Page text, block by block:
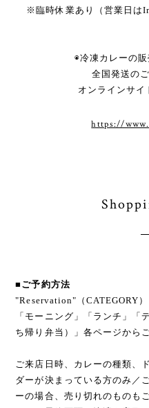
※臨時休業あり（営業日は
◉冷凍カレーの販
全国発送の
オンラインサ
https://
■ご予約方法
"Reservation"（CATEGORY）
「モーニング」「ランチ」「
ち帰り弁当）」各ページから
ご来店日時、カレーの種類、
ダーが決まっている方のみ／
ーの場合、売り切れのものも